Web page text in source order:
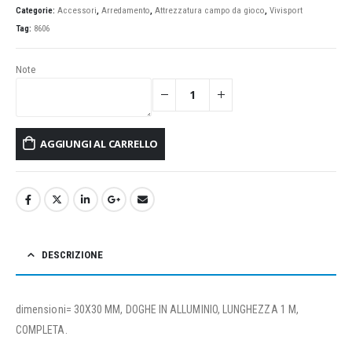
Categorie: Accessori Arredamento Attrezzatura campo da gioco Vivisport
Tag: 8606
Note
AGGIUNGI AL CARRELLO
DESCRIZIONE
dimensioni= 30X30 MM, DOGHE IN ALLUMINIO, LUNGHEZZA 1 M,
COMPLETA.